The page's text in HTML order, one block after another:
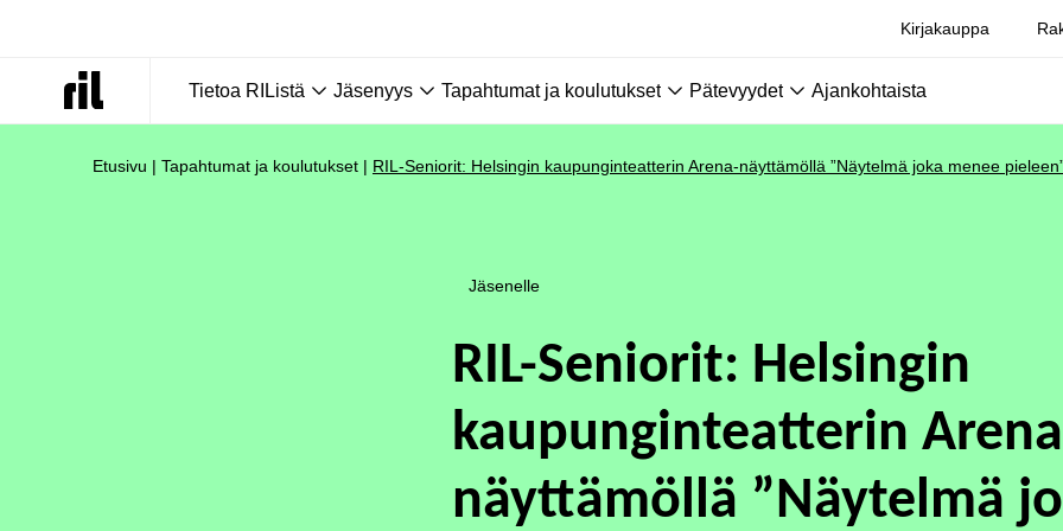
Kirjakauppa
Tietoa RIListä Jäsenyys Tapahtumat ja koulutukset Pätevyydet Ajankohtaista
Etusivu | Tapahtumat ja koulutukset | RIL-Seniorit: Helsingin kaupunginteatterin Arena-näyttämöllä ”Näytelmä joka menee
Jäsenelle
RIL-Seniorit: Helsingin
kaupunginteatterin
näyttämöllä ”Näytelmä